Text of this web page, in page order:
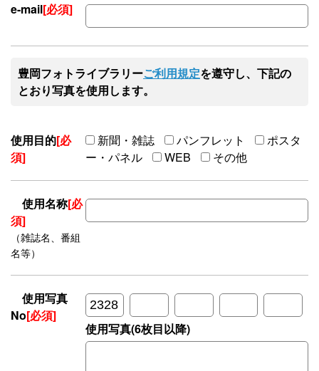
e-mail[必須]
豊岡フォトライブラリーご利用規定を遵守し、下記の
とおり写真を使用します。
使用目的[必
須]
新聞・雑誌 パンフレット
ポスタ
ー・パネル
WEB その他
使用名称[必
須]
（雑誌名、番組
名等）
使用写真
No[必須]
使用写真(6枚目以降)